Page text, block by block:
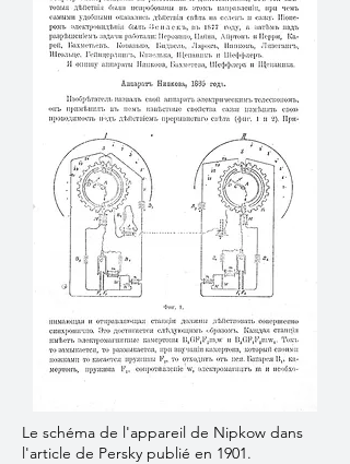
Le schéma de l'appareil de Nipkow dans
l'article de Persky publié en 1901.